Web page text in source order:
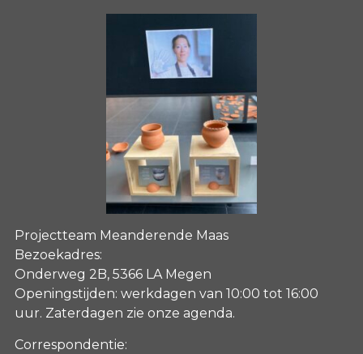
Projectteam Meanderende Maas
Bezoekadres:
Onderweg 2B, 5366 LA Megen
Openingstijden: werkdagen van 10:00 tot 16:00
uur. Zaterdagen zie onze agenda.
Correspondentie: